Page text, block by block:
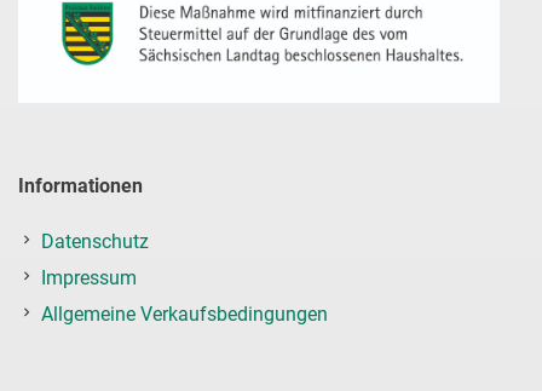
Informationen
Datenschutz
Impressum
Allgemeine Verkaufsbedingungen